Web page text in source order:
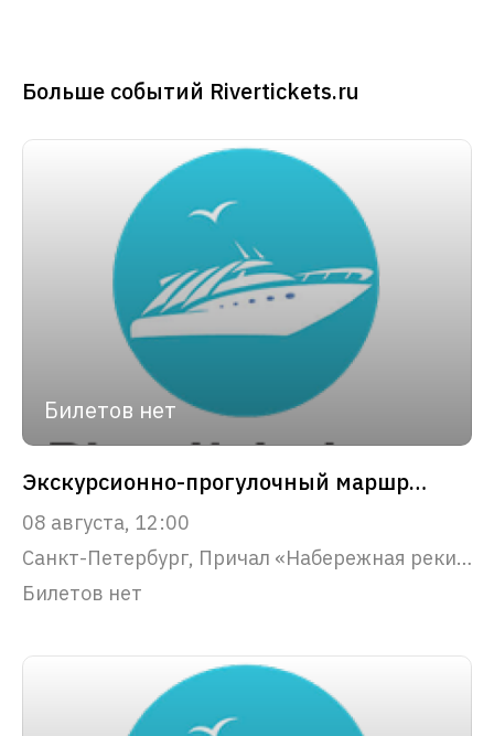
Больше событий Rivertickets.ru
Билетов нет
Экскурсионно-прогулочный маршрут "Северная Венеция"
08 августа, 12:00
Санкт-Петербург, Причал «Набережная реки Фонтанки, 53»
Билетов нет